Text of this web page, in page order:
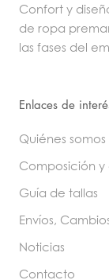
Confort y
de ropa
las fases del
Enlaces de
Quiénes somos
Composición y
Guía de tallas
Envíos,
Noticias
Contacto